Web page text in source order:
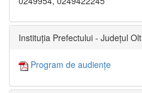
Instituția Prefectului - Județul Olt
Program de audiențe